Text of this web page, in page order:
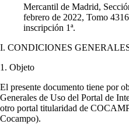
Mercantil de Madrid,
febrero de 2022, Tomo
inscripción 1ª.
I. CONDICIONES
1. Objeto
El presente documento tiene por
Generales de Uso del Portal de
otro portal titularidad de
Cocampo).